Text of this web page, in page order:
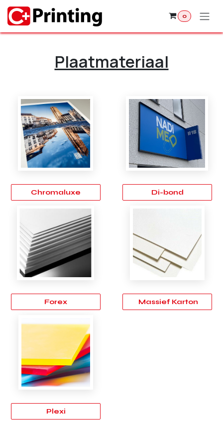
Overslaan naar inhoud
0
Plaatmateriaal
Chromaluxe Di-bond
Forex Massief Karton
Plexi